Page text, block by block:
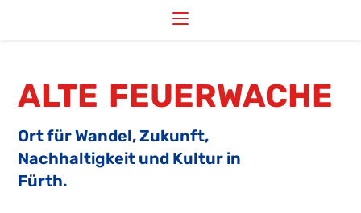
ALTE FEUERWACHE
Ort für Wandel, Zukunft,
Nachhaltigkeit und Kultur in
Fürth.